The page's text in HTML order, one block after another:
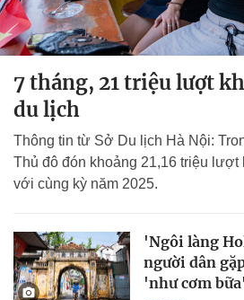
7 tháng, 21 triệu lượt
du lịch
Thông tin từ Sở Du lịch Hà Nội:
Thủ đô đón khoảng 21,16 triệu lượt
với cùng kỳ năm 2025.
'Ngôi làng
người dân
'như cơm bữa'